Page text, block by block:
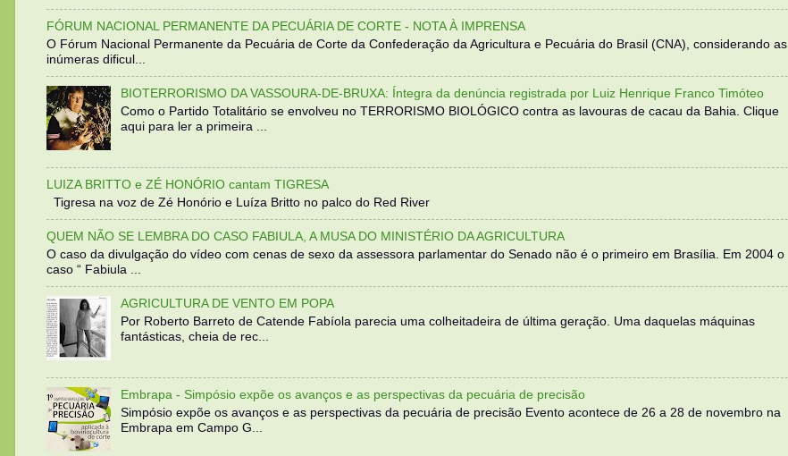
FÓRUM NACIONAL PERMANENTE DA PECUÁRIA DE CORTE - NOTA À IMPRENSA
O Fórum Nacional Permanente da Pecuária de Corte da Confederação da Agricultura e Pecuária do Brasil (CNA), considerando as
inúmeras dificul...
BIOTERRORISMO DA VASSOURA-DE-BRUXA: Íntegra da denúncia registrada por Luiz Henrique Franco Timóteo
Como o Partido Totalitário se envolveu no TERRORISMO BIOLÓGICO contra as lavouras de cacau da Bahia. Clique
aqui para ler a primeira ...
LUIZA BRITTO e ZÉ HONÓRIO cantam TIGRESA
Tigresa na voz de Zé Honório e Luíza Britto no palco do Red River
QUEM NÃO SE LEMBRA DO CASO FABIULA, A MUSA DO MINISTÉRIO DA AGRICULTURA
O caso da divulgação do vídeo com cenas de sexo da assessora parlamentar do Senado não é o primeiro em Brasília. Em 2004 o
caso “ Fabiula ...
AGRICULTURA DE VENTO EM POPA
Por Roberto Barreto de Catende Fabíola parecia uma colheitadeira de última geração. Uma daquelas máquinas
fantásticas, cheia de rec...
Embrapa - Simpósio expõe os avanços e as perspectivas da pecuária de precisão
Simpósio expõe os avanços e as perspectivas da pecuária de precisão Evento acontece de 26 a 28 de novembro na
Embrapa em Campo G...